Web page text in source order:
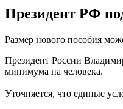
Президент РФ
Размер нового пособия
Президент России
минимума на человека.
Уточняется, что единые